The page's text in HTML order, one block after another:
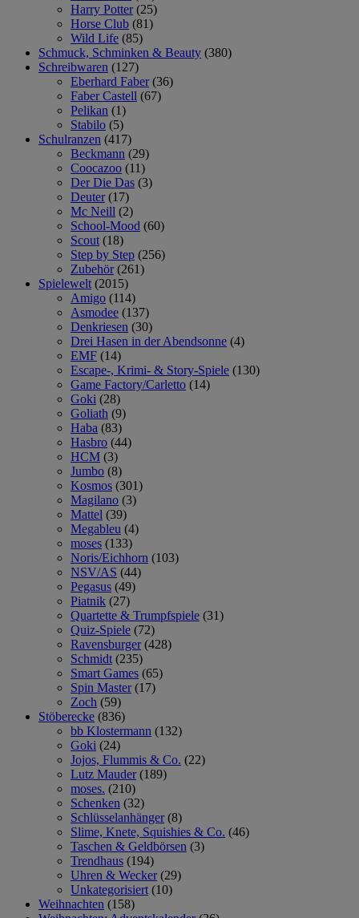
Harry Potter (25)
Horse Club (81)
Wild Life (85)
Schmuck, Schminken & Beauty (380)
Schreibwaren (127)
Eberhard Faber (36)
Faber Castell (67)
Pelikan (1)
Stabilo (5)
Schulranzen (417)
Beckmann (29)
Coocazoo (11)
Der Die Das (3)
Deuter (17)
Mc Neill (2)
School-Mood (60)
Scout (18)
Step by Step (256)
Zubehör (261)
Spielewelt (2015)
Amigo (114)
Asmodee (137)
Denkriesen (30)
Drei Hasen in der Abendsonne (4)
EMF (14)
Escape-, Krimi- & Story-Spiele (130)
Game Factory/Carletto (14)
Goki (28)
Goliath (9)
Haba (83)
Hasbro (44)
HCM (3)
Jumbo (8)
Kosmos (301)
Magilano (3)
Mattel (39)
Megableu (4)
moses (133)
Noris/Eichhorn (103)
NSV/AS (44)
Pegasus (49)
Piatnik (27)
Quartette & Trumpfspiele (31)
Quiz-Spiele (72)
Ravensburger (428)
Schmidt (235)
Smart Games (65)
Spin Master (17)
Zoch (59)
Stöberecke (836)
bb Klostermann (132)
Goki (24)
Jojos, Flummis & Co. (22)
Lutz Mauder (189)
moses. (210)
Schenken (32)
Schlüsselanhänger (8)
Slime, Knete, Squishies & Co. (46)
Taschen & Geldbörsen (3)
Trendhaus (194)
Uhren & Wecker (29)
Unkategorisiert (10)
Weihnachten (158)